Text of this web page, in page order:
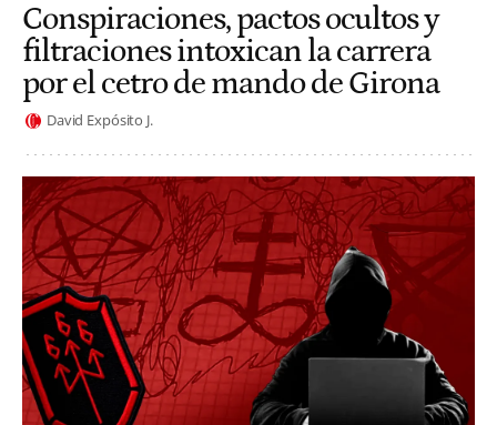
Conspiraciones, pactos ocultos y
filtraciones intoxican la carrera
por el cetro de mando de Girona
David Expósito J.